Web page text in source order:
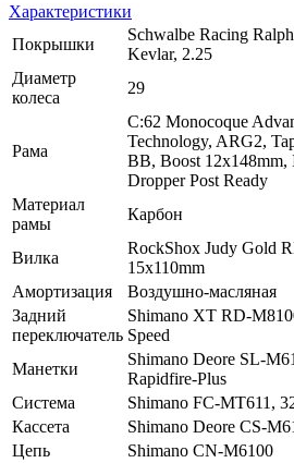
Характеристики
Покрышки
Schwalbe Racing
Kevlar, 2.25
Диаметр
колеса
29
Рама
C:62 Monocoque
Technology, ARG2,
BB, Boost 12x148mm,
Dropper Post Ready
Материал
рамы
Карбон
Вилка
RockShox Judy Gold
15x110mm
Амортизация
Воздушно-масляная
Задний
переключатель
Shimano XT RD-
Speed
Манетки
Shimano Deore SL-
Rapidfire-Plus
Система
Shimano FC-MT611,
Кассета
Shimano Deore CS-
Цепь
Shimano CN-M6100